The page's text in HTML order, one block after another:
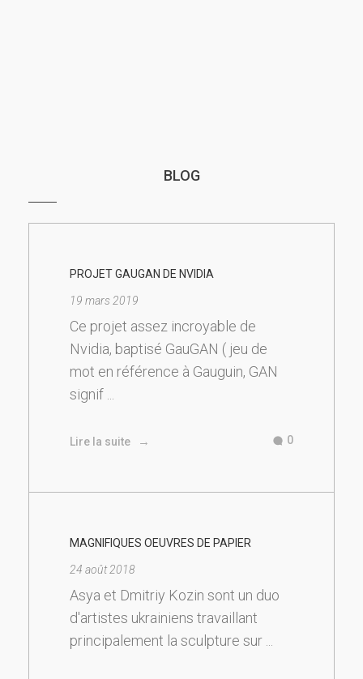
BLOG
PROJET GAUGAN DE NVIDIA
19 mars 2019
Ce projet assez incroyable de
Nvidia, baptisé GauGAN ( jeu de
mot en référence à Gauguin, GAN
signif ...
Lire la suite 0
MAGNIFIQUES OEUVRES DE PAPIER
24 août 2018
Asya et Dmitriy Kozin sont un duo
d'artistes ukrainiens travaillant
principalement la sculpture sur ...